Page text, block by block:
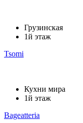
Грузинская
1й этаж
Tsomi
Кухни мира
1й этаж
Bageatteria